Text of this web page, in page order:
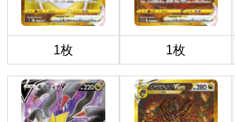
1枚 1枚